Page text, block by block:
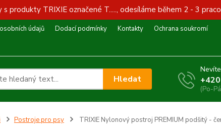
s produkty TRIXIE označené T....., odesíláme během 2 - 3
údajů Dodací podmínky Kontakty
Ochrana soukromí
Hledat
(Po-
Postroje pro psy TRIXIE Nylonový postroj PREMIUM podšitý -